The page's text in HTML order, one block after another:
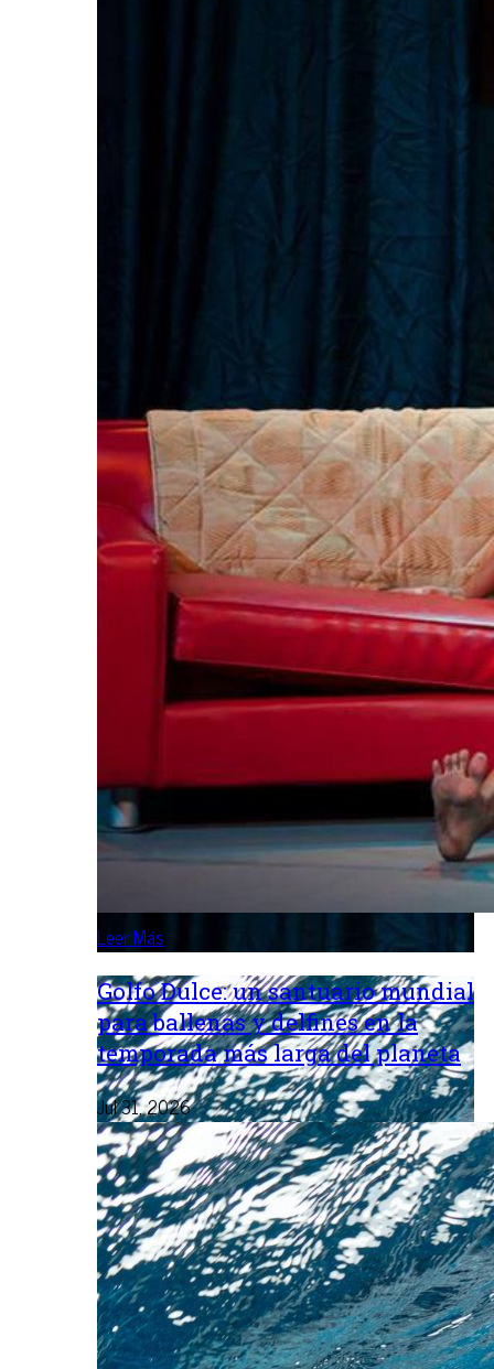
Leer Más
Golfo Dulce: un santuario mundial
para ballenas y delfines en la
temporada más larga del planeta
Jul 31, 2026